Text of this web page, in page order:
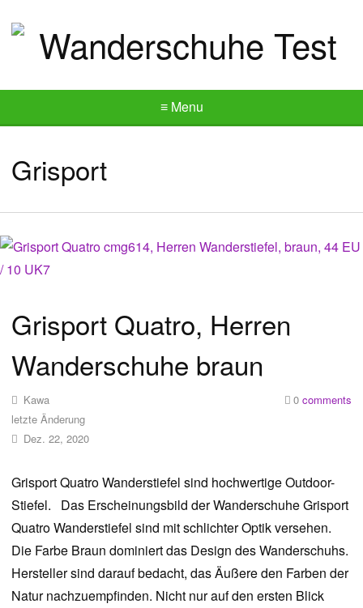
≡ Menu
Grisport
Grisport Quatro, Herren
Wanderschuhe braun
Kawa
letzte Änderung
Dez. 22, 2020
0 comments
Grisport Quatro Wanderstiefel sind hochwertige Outdoor-
Stiefel. Das Erscheinungsbild der Wanderschuhe Grisport
Quatro Wanderstiefel sind mit schlichter Optik versehen.
Die Farbe Braun dominiert das Design des Wanderschuhs.
Hersteller sind darauf bedacht, das Äußere den Farben der
Natur nachzuempfinden. Nicht nur auf den ersten Blick